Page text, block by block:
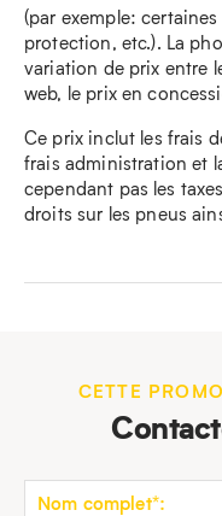
(par exemple:
protection, etc.). La
variation de prix entre
web, le prix en
Ce prix inclut les frais
frais administration et
cependant pas les
droits sur les pneus
CETTE
Nom complet*: